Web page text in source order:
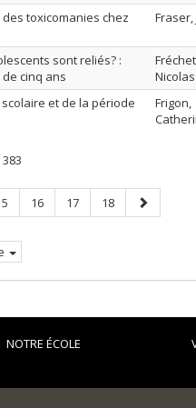
toxicomanies chez
Fraser,
sont reliés? :
cinq ans
Nicolas
et de la période
Frigon,
383
Page
16 Page
17 Page
18
Page
suivante
NOTRE ÉCOLE